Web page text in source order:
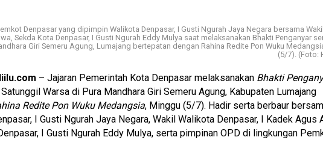
Denpasar yang dipimpin Walikota Denpasar, I Gusti Ngurah Jaya Negara bersama
Sekda Kota Denpasar, I Gusti Ngurah Eddy Mulya saat melaksanakan Bhakti Penganyar
Giri Semeru Agung, Lumajang bertepatan dengan Rahina Redite Pon Wuku
(5/7). (Foto:
– Jajaran Pemerintah Kota Denpasar melaksanakan Bhakti
Warsa di Pura Mandhara Giri Semeru Agung, Kabupaten Lumajang
Redite Pon Wuku Medangsia, Minggu (5/7). Hadir serta berbaur
I Gusti Ngurah Jaya Negara, Wakil Walikota Denpasar, I Kadek Agus
I Gusti Ngurah Eddy Mulya, serta pimpinan OPD di lingkungan